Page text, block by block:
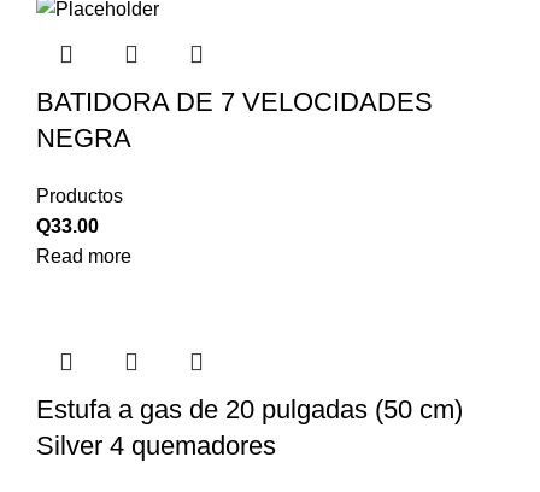
BATIDORA DE 7 VELOCIDADES
NEGRA
Productos
Q33.00
Read more
Estufa a gas de 20 pulgadas (50 cm)
Silver 4 quemadores